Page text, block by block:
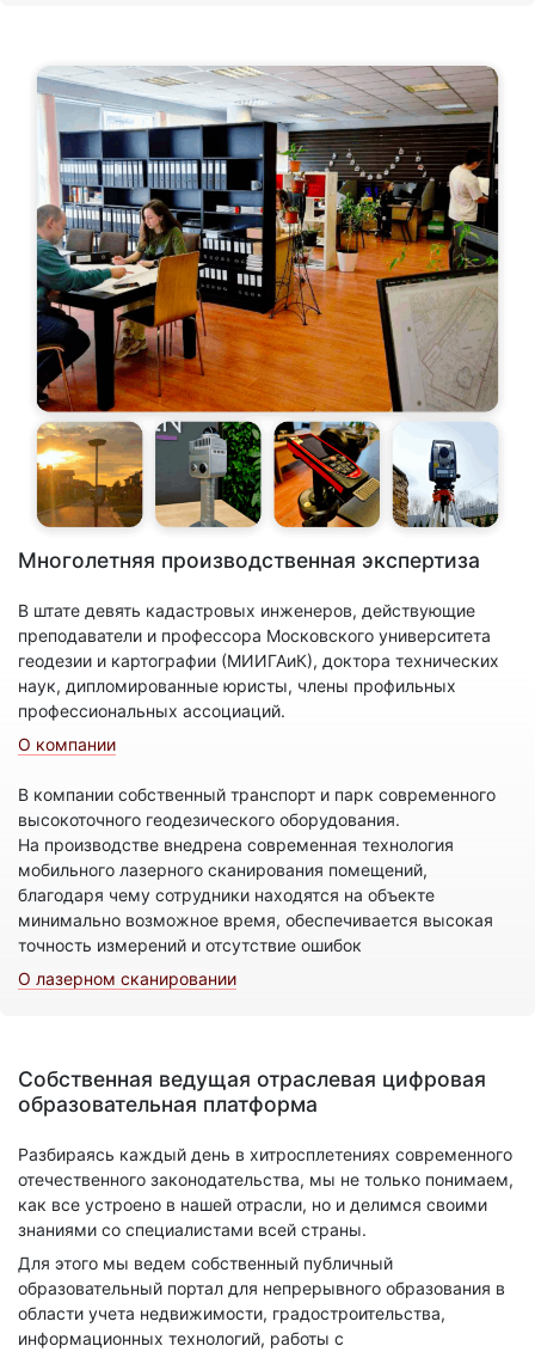
Многолетняя производственная экспертиза
В штате девять кадастровых инженеров, действующие
преподаватели и профессора Московского университета
геодезии и картографии (МИИГАиК), доктора технических
наук, дипломированные юристы, члены профильных
профессиональных ассоциаций.
О компании
В компании собственный транспорт и парк современного
высокоточного геодезического оборудования.
На производстве внедрена современная технология
мобильного лазерного сканирования помещений,
благодаря чему сотрудники находятся на объекте
минимально возможное время, обеспечивается высокая
точность измерений и отсутствие ошибок
О лазерном сканировании
Собственная ведущая отраслевая цифровая
образовательная платформа
Разбираясь каждый день в хитросплетениях современного
отечественного законодательства, мы не только понимаем,
как все устроено в нашей отрасли, но и делимся своими
знаниями со специалистами всей страны.
Для этого мы ведем собственный публичный
образовательный портал для непрерывного образования в
области учета недвижимости, градостроительства,
информационных технологий, работы с